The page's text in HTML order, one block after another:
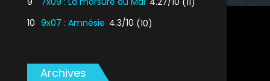
10 9x07 : Amnésie 4.3/10 (10)
Archives